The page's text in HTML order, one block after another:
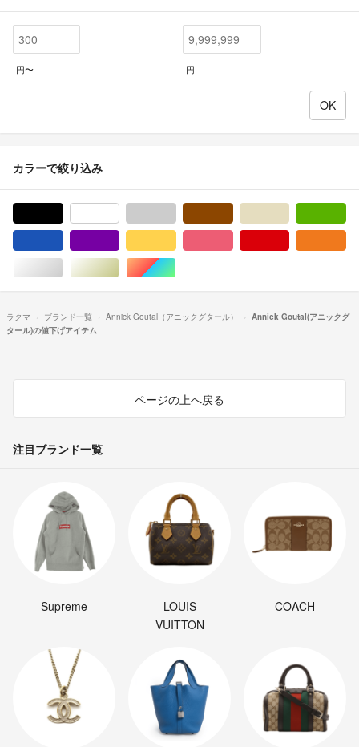
円〜 円
カラーで絞り込み
シルバー/銀色系ゴールド/金色系マルチカラー
ラクマ ブランド一覧 Annick Goutal（アニックグタール）
Annick Goutal(アニックグ
タール)の値下げアイテム
ページの上へ戻る
注目ブランド一覧
Supreme
LOUIS
VUITTON
COACH